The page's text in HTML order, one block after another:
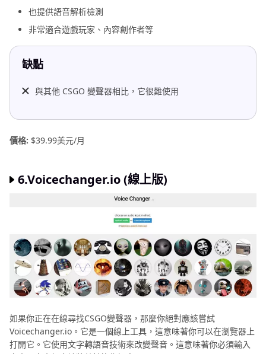
也提供語音解析檢測
非常適合遊戲玩家、內容創作者等
缺點
與其他 CSGO 變聲器相比，它很難使用
價格: $39.99美元/月
6.Voicechanger.io (線上版)
如果你正在在線尋找CSGO變聲器，那麼你絕對應該嘗試
Voicechanger.io。它是一個線上工具，這意味著你可以在瀏覽器上
打開它。它使用文字轉語音技術來改變聲音。這意味著你必須輸入